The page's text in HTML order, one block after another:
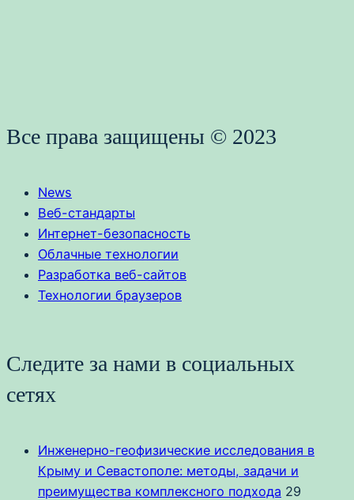
Все права защищены © 2023
News
Веб-стандарты
Интернет-безопасность
Облачные технологии
Разработка веб-сайтов
Технологии браузеров
Следите за нами в социальных
сетях
Инженерно-геофизические исследования в
Крыму и Севастополе: методы, задачи и
преимущества комплексного подхода 29